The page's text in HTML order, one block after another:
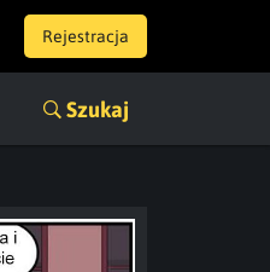
Rejestracja
Szukaj